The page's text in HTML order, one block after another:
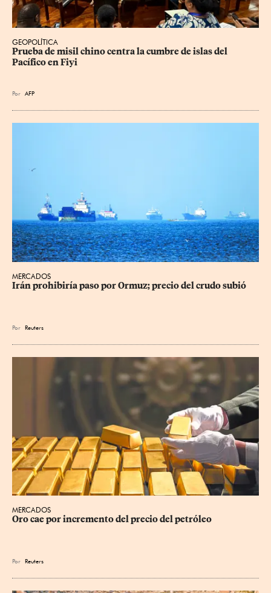
GEOPOLÍTICA
Prueba de misil chino centra la cumbre de islas del
Pacífico en Fiyi
Por AFP
MERCADOS
Irán prohibiría paso por Ormuz; precio del crudo subió
Por Reuters
MERCADOS
Oro cae por incremento del precio del petróleo
Por Reuters